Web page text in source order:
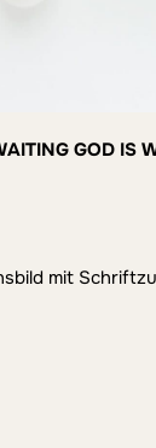
GOD IS
€